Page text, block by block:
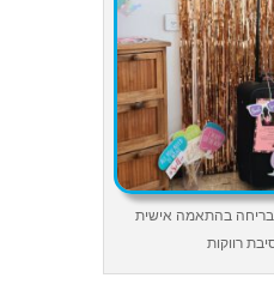
בריחה בהתאמה אישית
רווקות